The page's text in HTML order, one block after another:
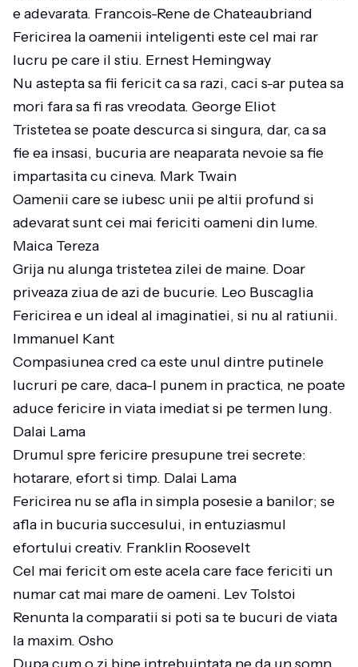
e adevarata. Francois-Rene de Chateaubriand
Fericirea la oamenii inteligenti este cel mai rar
lucru pe care il stiu. Ernest Hemingway
Nu astepta sa fii fericit ca sa razi, caci s-ar putea sa
mori fara sa fi ras vreodata. George Eliot
Tristetea se poate descurca si singura, dar, ca sa
fie ea insasi, bucuria are neaparata nevoie sa fie
impartasita cu cineva. Mark Twain
Oamenii care se iubesc unii pe altii profund si
adevarat sunt cei mai fericiti oameni din lume.
Maica Tereza
Grija nu alunga tristetea zilei de maine. Doar
priveaza ziua de azi de bucurie. Leo Buscaglia
Fericirea e un ideal al imaginatiei, si nu al ratiunii.
Immanuel Kant
Compasiunea cred ca este unul dintre putinele
lucruri pe care, daca-l punem in practica, ne poate
aduce fericire in viata imediat si pe termen lung.
Dalai Lama
Drumul spre fericire presupune trei secrete:
hotarare, efort si timp. Dalai Lama
Fericirea nu se afla in simpla posesie a banilor; se
afla in bucuria succesului, in entuziasmul
efortului creativ. Franklin Roosevelt
Cel mai fericit om este acela care face fericiti un
numar cat mai mare de oameni. Lev Tolstoi
Renunta la comparatii si poti sa te bucuri de viata
la maxim. Osho